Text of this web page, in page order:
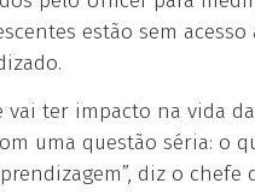
estão sem acesso
vai ter impacto na vida
uma questão séria: o
diz o chefe